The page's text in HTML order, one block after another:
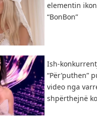
elementin
“BonBon”
Ish-
“Për’puthen”
video nga
shpërthejnë